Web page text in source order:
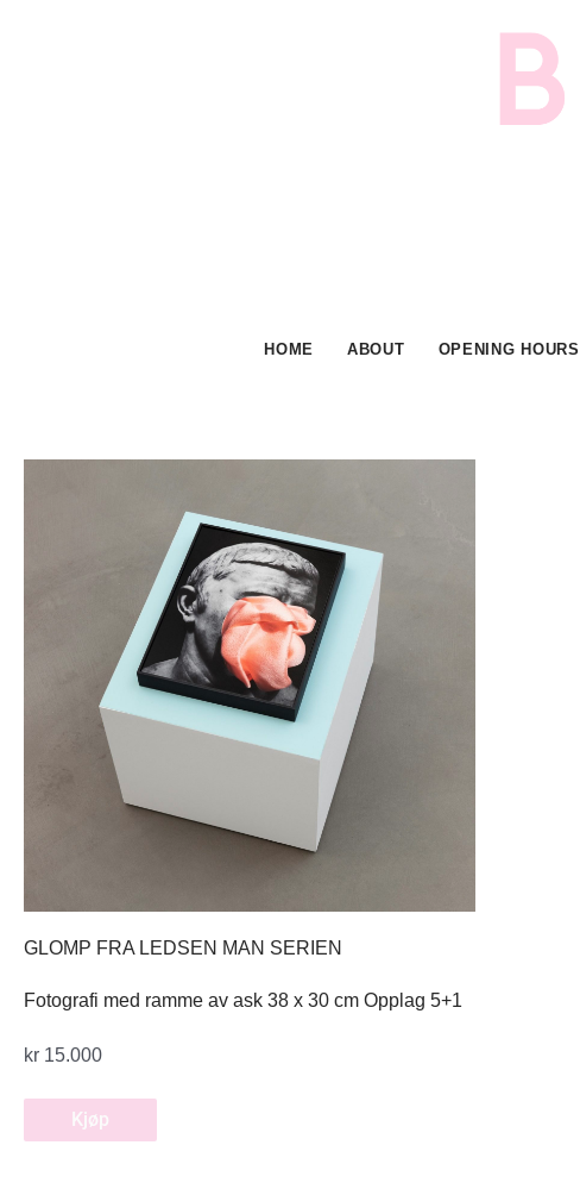
HOME ABOUT OPENING HOURS
GLOMP FRA LEDSEN MAN SERIEN
Fotografi med ramme av ask 38 x 30 cm Opplag 5+1
kr 15.000
Kjøp